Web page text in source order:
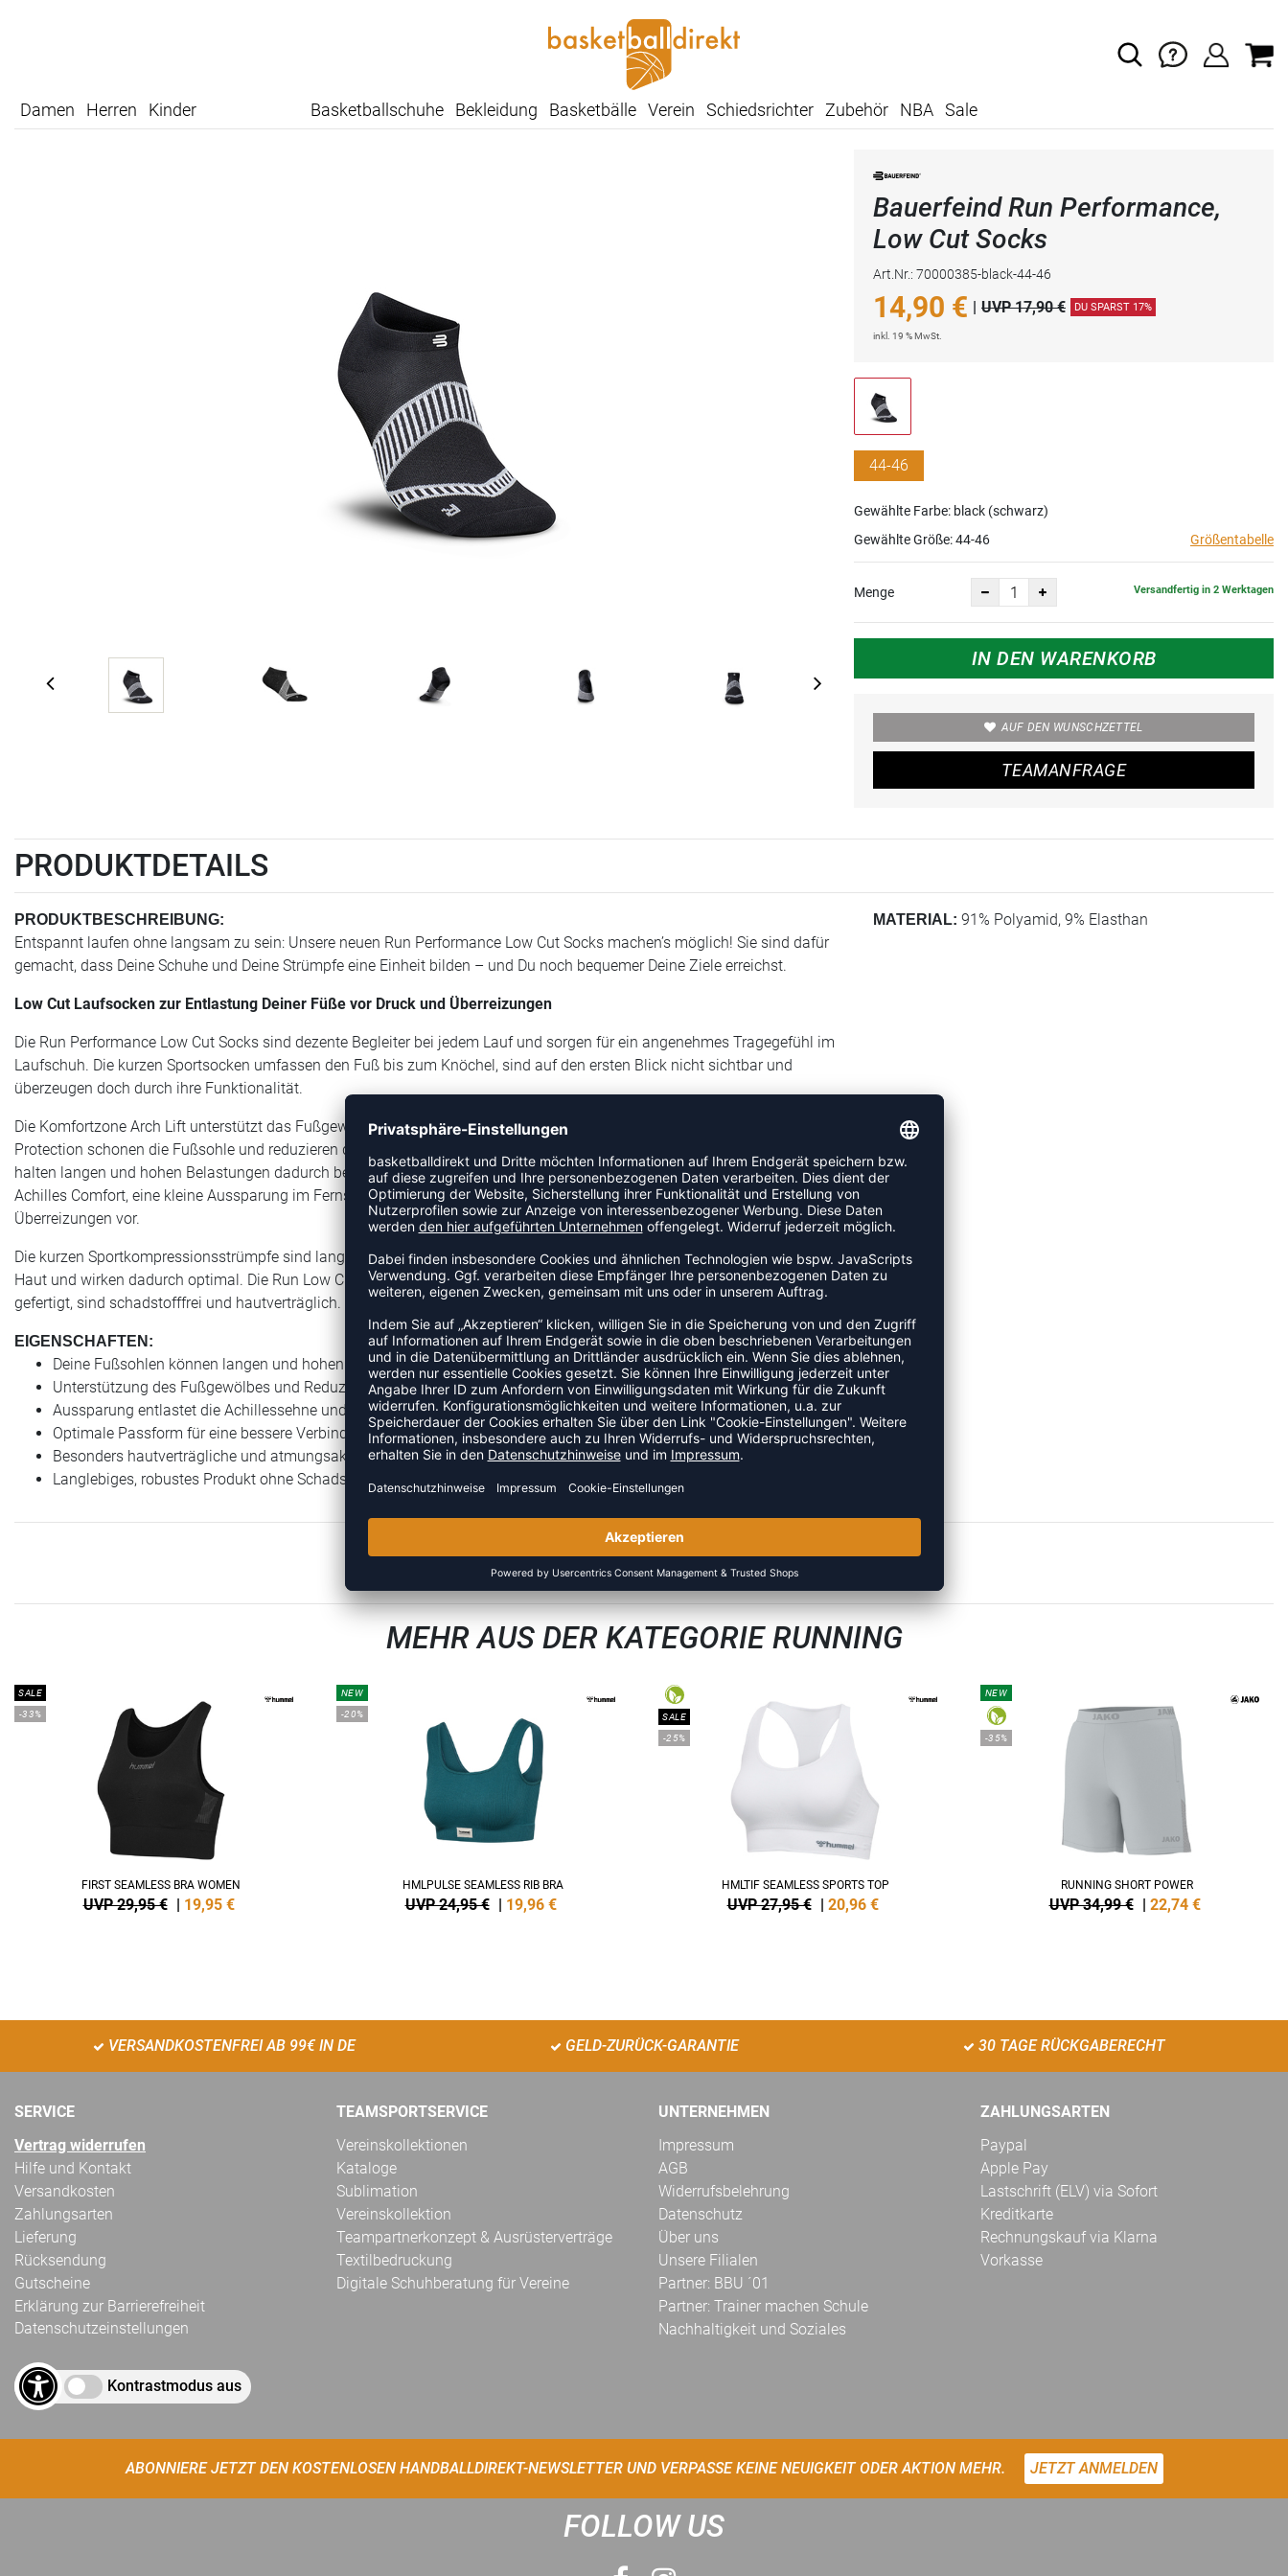
Damen Herren Kinder Basketballschuhe Bekleidung Basketbälle Verein Schiedsrichter Zubehör NBA Sale
Bauerfeind Run Performance,
Low Cut Socks
Art.Nr.: 70000385-black-44-46
14,90 € | UVP 17,90 € DU SPARST 17%
inkl. 19 % MwSt.
44-46
Gewählte Farbe: black (schwarz)
Gewählte Größe:44-46 Größentabelle
Menge Versandfertig in 2 Werktagen
IN DEN WARENKORB
AUF DEN WUNSCHZETTEL
TEAMANFRAGE
PRODUKTDETAILS
PRODUKTBESCHREIBUNG:
Entspannt laufen ohne langsam zu sein: Unsere neuen Run Performance Low Cut Socks machen’s möglich! Sie sind dafür
gemacht, dass Deine Schuhe und Deine Strümpfe eine Einheit bilden – und Du noch bequemer Deine Ziele erreichst.
Low Cut Laufsocken zur Entlastung Deiner Füße vor Druck und Überreizungen
Die Run Performance Low Cut Socks sind dezente Begleiter bei jedem Lauf und sorgen für ein angenehmes Tragegefühl im
Laufschuh. Die kurzen Sportsocken umfassen den Fuß bis zum Knöchel, sind auf den ersten Blick nicht sichtbar und
überzeugen doch durch ihre Funktionalität.
Die Komfortzone Arch Lift unterstützt das Fußgewölbe und entlastet es gezielt. Die Funktionszonen Relief Sole und Heel
Protection schonen die Fußsohle und reduzieren die Druckbelastung auf die Ferse beim Aufsetzen des Fußes. Die Füße
halten langen und hohen Belastungen dadurch besser Stand, verlieren jedoch nicht an Bewegungsfreiheit im Laufschuh.
Achilles Comfort, eine kleine Aussparung im Fernsenbereich, entlastet die Achillessehne nachhaltig und beugt
Überreizungen vor.
Die kurzen Sportkompressionsstrümpfe sind langlebig, atmungsaktiv und bei 40°C waschbar. Sie sitzen passgenau auf der
Haut und wirken dadurch optimal. Die Run Low Cut Socks werden eigens unter höchsten Qualitätsstandards in Deutschland
gefertigt, sind schadstofffrei und hautverträglich. Für die Auswahl der richtigen Größe ist die Schuhgröße zu bestimmen.
EIGENSCHAFTEN:
Deine Fußsohlen können langen und hohen Belastungen besser standhalten
Unterstützung des Fußgewölbes und Reduzierung der Druckbelastung auf Fußsohle und Ferse
Aussparung entlastet die Achillessehne und beugt Überreizungen vor
Optimale Passform für eine bessere Verbindung von Fuß, Strumpf und Schuh
Besonders hautverträgliche und atmungsaktive Materialien
Langlebiges, robustes Produkt ohne Schadstoffe
MATERIAL: 91% Polyamid, 9% Elasthan
ZULETZT ANGESEHEN
MEHR AUS DER KATEGORIE RUNNING
SALE
-33%
FIRST SEAMLESS BRA WOMEN
UVP 29,95 € | 19,95 €
NEW
-20%
HMLPULSE SEAMLESS RIB BRA
UVP 24,95 € | 19,96 €
SALE
-25%
HMLTIF SEAMLESS SPORTS TOP
UVP 27,95 € | 20,96 €
NEW
-35%
RUNNING SHORT POWER
UVP 34,99 € | 22,74 €
VERSANDKOSTENFREI AB 99€ IN DE GELD-ZURÜCK-GARANTIE 30 TAGE RÜCKGABERECHT
SERVICE
Vertrag widerrufen
Hilfe und Kontakt
Versandkosten
Zahlungsarten
Lieferung
Rücksendung
Gutscheine
Erklärung zur Barrierefreiheit
Datenschutzeinstellungen
Kontrastmodus aus
TEAMSPORTSERVICE
Vereinskollektionen
Kataloge
Sublimation
Vereinskollektion
Teampartnerkonzept & Ausrüsterverträge
Textilbedruckung
Digitale Schuhberatung für Vereine
UNTERNEHMEN
Impressum
AGB
Widerrufsbelehrung
Datenschutz
Über uns
Unsere Filialen
Partner: BBU ´01
Partner: Trainer machen Schule
Nachhaltigkeit und Soziales
ZAHLUNGSARTEN
Paypal
Apple Pay
Lastschrift (ELV) via Sofort
Kreditkarte
Rechnungskauf via Klarna
Vorkasse
ABONNIERE JETZT DEN KOSTENLOSEN HANDBALLDIREKT-NEWSLETTER UND VERPASSE KEINE NEUIGKEIT ODER AKTION MEHR. JETZT ANMELDEN
FOLLOW US